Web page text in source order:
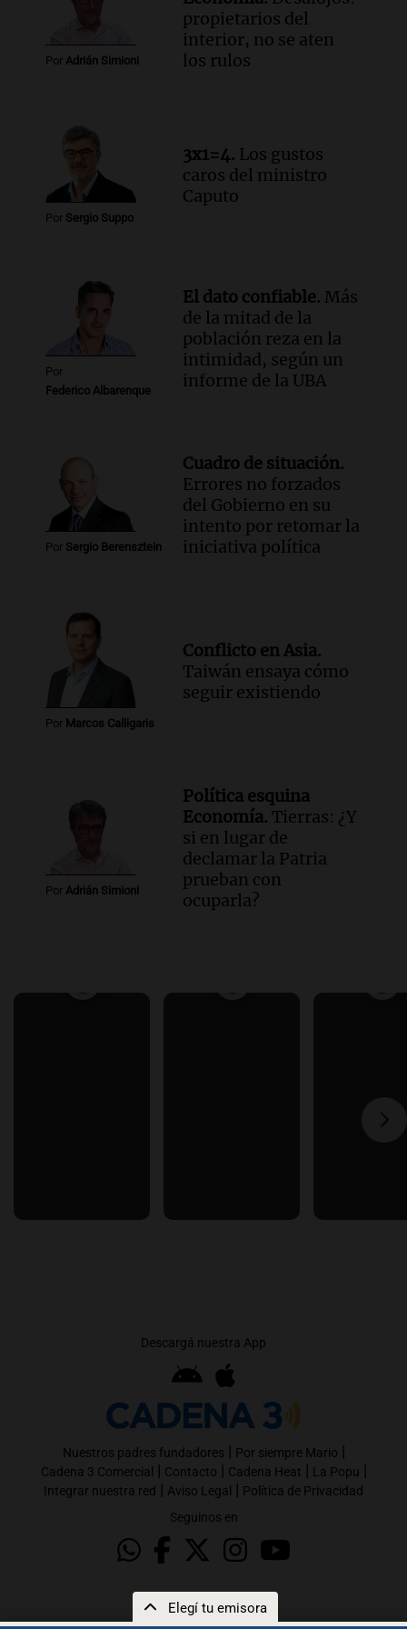
Elegí tu emisora
fronterizo en Tucumán
Panorama Federal
Episodios
banco de San Luis
Panorama Federal
Episodios
Por Adrián Simioni
propietarios del
interior, no se aten
los rulos
Por Sergio Suppo
3x1=4. Los gustos
caros del ministro
Caputo
Por
Federico Albarenque
El dato confiable. Más
de la mitad de la
población reza en la
intimidad, según un
informe de la UBA
Por Sergio Berensztein
Cuadro de situación.
Errores no forzados
del Gobierno en su
intento por retomar la
iniciativa política
Por Marcos Calligaris
Conflicto en Asia.
Taiwán ensaya cómo
seguir existiendo
Por Adrián Simioni
Política esquina
Economía. Tierras: ¿Y
si en lugar de
declamar la Patria
prueban con
ocuparla?
Descargá nuestra App
Nuestros padres fundadores | Por siempre Mario |
Cadena 3 Comercial | Contacto | Cadena Heat | La Popu |
Integrar nuestra red | Aviso Legal | Política de Privacidad
Seguinos en